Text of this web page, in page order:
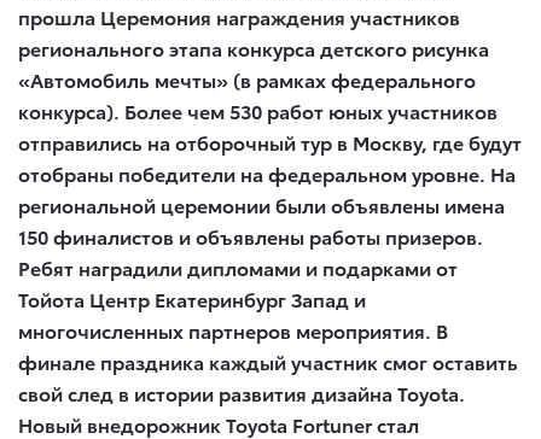
прошла Церемония награждения участников
регионального этапа конкурса детского рисунка
«Автомобиль мечты» (в рамках федерального
конкурса). Более чем 530 работ юных участников
отправились на отборочный тур в Москву, где будут
отобраны победители на федеральном уровне. На
региональной церемонии были объявлены имена
150 финалистов и объявлены работы призеров.
Ребят наградили дипломами и подарками от
Тойота Центр Екатеринбург Запад и
многочисленных партнеров мероприятия. В
финале праздника каждый участник смог оставить
свой след в истории развития дизайна Toyota.
Новый внедорожник Toyota Fortuner стал